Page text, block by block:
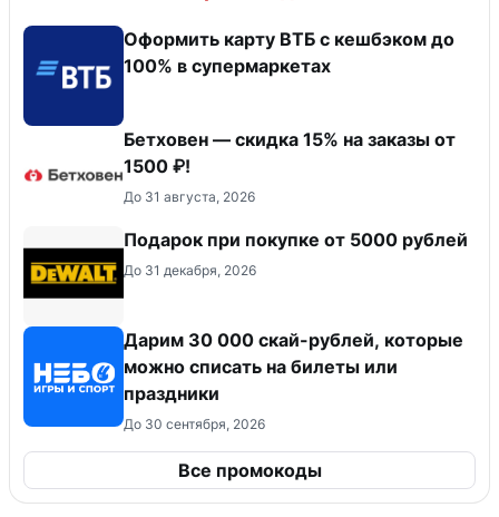
Оформить карту ВТБ с кешбэком до
100% в супермаркетах
Бетховен — скидка 15% на заказы от
1500 ₽!
До 31 августа, 2026
Подарок при покупке от 5000 рублей
До 31 декабря, 2026
Дарим 30 000 скай-рублей, которые
можно списать на билеты или
праздники
До 30 сентября, 2026
Все промокоды